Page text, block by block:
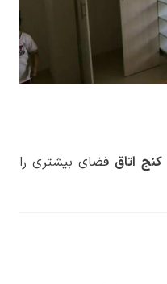
کنج اتاق فضای بیشتری را